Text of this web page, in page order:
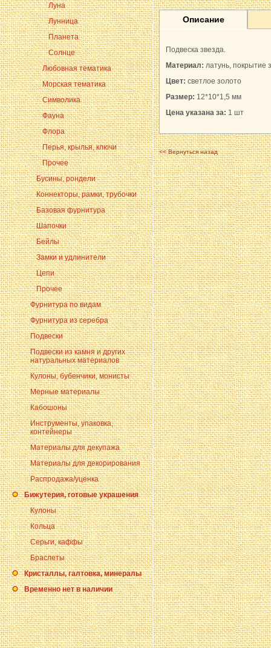
Луна
Лунница
Планета
Солнце
Любовная тематика
Морская тематика
Символика
Фауна
Флора
Перья, крылья, ключи
Прочее
Бусины, рондели
Коннекторы, рамки, трубочки
Базовая фурнитура
Шапочки
Бейлы
Замки и удлинители
Цепи
Прочее
Фурнитура по видам
Фурнитура из серебра
Подвески
Подвески из камня и других
натуральных материалов
Кулоны, бубенчики, монисты
Мерные материалы
Кабошоны
Инструменты, упаковка,
контейнеры
Материалы для декупажа
Материалы для декорирования
Распродажа/уценка
Бижутерия, готовые украшения
Кулоны
Кольца
Серьги, каффы
Браслеты
Кристаллы, галтовка, минералы
Временно нет в наличии
Описание
Подвеска звезда.
Материал: латунь, покрытие
Цвет: светлое золото
Размер: 12*10*1,5 мм
Цена указана за: 1 шт
<< Вернуться назад